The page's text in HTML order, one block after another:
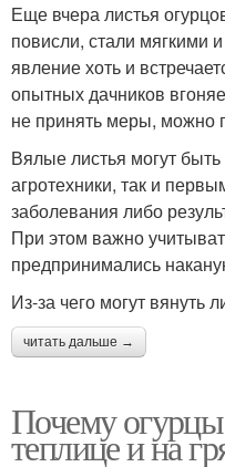
Еще вчера листья
повисли, стали мягкими
явление хоть и
опытных дачников
не принять меры, можно
Вялые листья могут
агротехники, так и
заболевания либо
При этом важно
предпринимались
Из-за чего могут вянуть
читать дальше →
Почему
теплице и на